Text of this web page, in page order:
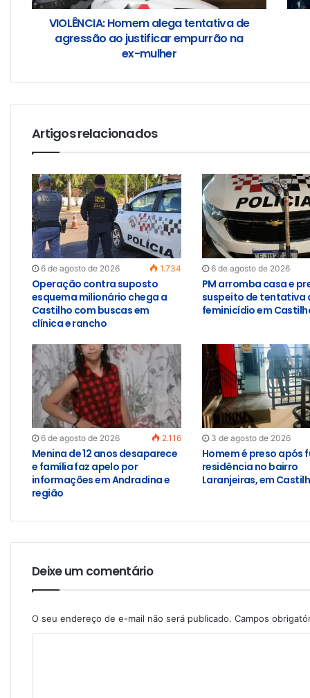
VIOLÊNCIA: Homem alega tentativa de
agressão ao justificar empurrão na
ex-mulher
Artigos relacionados
6 de agosto de 2026 1.734
Operação contra suposto
esquema milionário chega a
Castilho com buscas em
clínica e rancho
6 de agosto de 2026
PM arromba casa e
suspeito de tentativa
feminicídio em
6 de agosto de 2026 2.116
Menina de 12 anos desaparece
e família faz apelo por
informações em Andradina e
região
3 de agosto de 2026
Homem é preso após
residência no bairro
Laranjeiras, em
Deixe um comentário
O seu endereço de e-mail não será publicado. Campos